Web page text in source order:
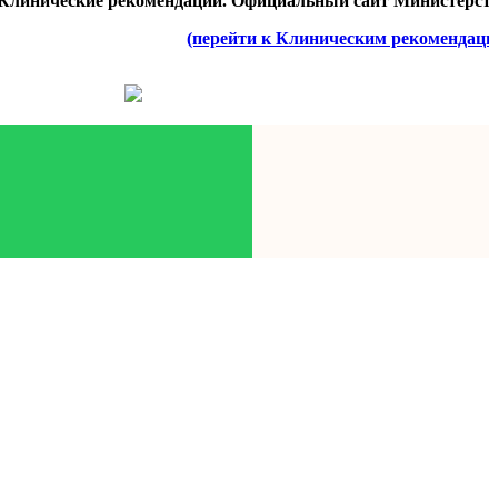
(перейти к Клиническим